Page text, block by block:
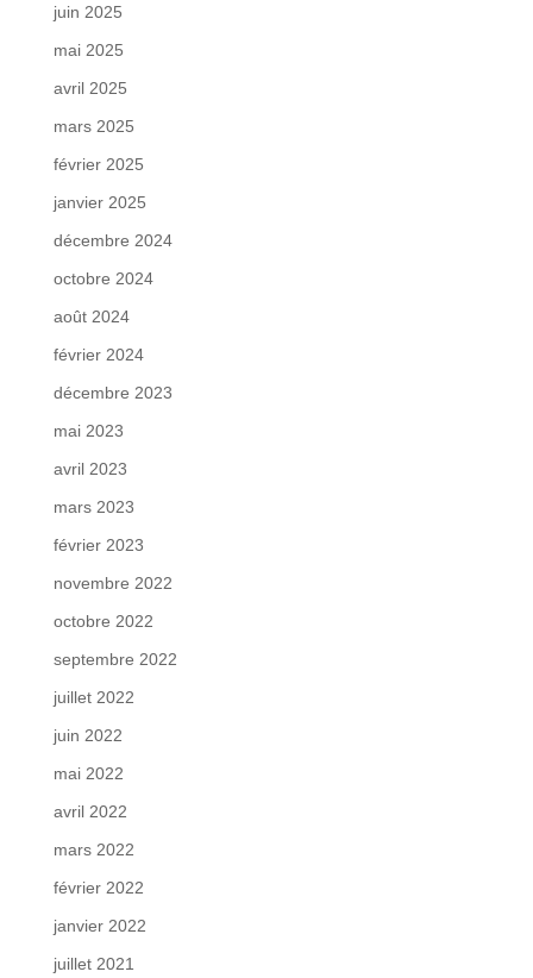
juin 2025
mai 2025
avril 2025
mars 2025
février 2025
janvier 2025
décembre 2024
octobre 2024
août 2024
février 2024
décembre 2023
mai 2023
avril 2023
mars 2023
février 2023
novembre 2022
octobre 2022
septembre 2022
juillet 2022
juin 2022
mai 2022
avril 2022
mars 2022
février 2022
janvier 2022
juillet 2021